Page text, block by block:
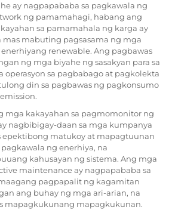
ay nagpapababa sa pagkawala ng
ng pamamahagi, habang ang
sa pamamahala ng karga ay
mas mabuting pagsasama ng mga
renewable. Ang pagbawas
ng mga biyahe ng sasakyan para sa
sa pagbabago at pagkolekta
din sa pagbawas ng pagkonsumo
mga kakayahan sa pagmomonitor ng
nagbibigay-daan sa mga kumpanya
epektibong matukoy at mapagtuunan
ng enerhiya, na
kahusayan ng sistema. Ang mga
maintenance ay nagpapababa sa
pagpapalit ng kagamitan
ang buhay ng mga ari-arian, na
mapagkukunang mapagkukunan.